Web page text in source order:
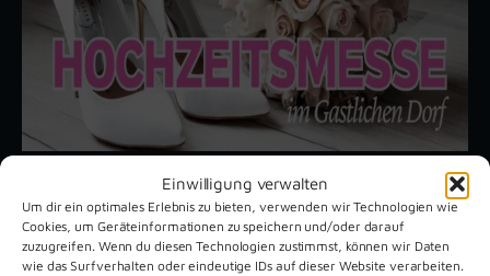
Einwilligung verwalten
Um dir ein optimales Erlebnis zu bieten, verwenden wir Technologien wie
Cookies, um Geräteinformationen zu speichern und/oder darauf
zuzugreifen. Wenn du diesen Technologien zustimmst, können wir Daten
wie das Surfverhalten oder eindeutige IDs auf dieser Website verarbeiten.
Unsere aktuellen Reportagen